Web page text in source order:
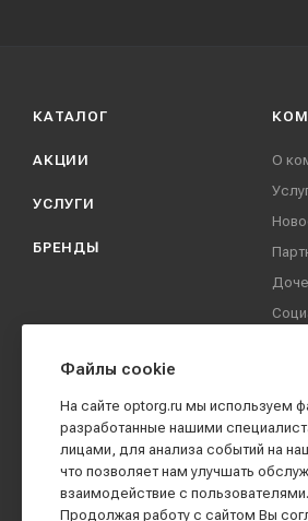
КАТАЛОГ
АКЦИИ
УСЛУГИ
БРЕНДЫ
О
Файлы cookie
На сайте optorg.ru мы используем
разработанные нашими
лицами, для анализа событий на
что позволяет нам улучшать
взаимодействие с пользователями.
Продолжая работу с сайтом Вы